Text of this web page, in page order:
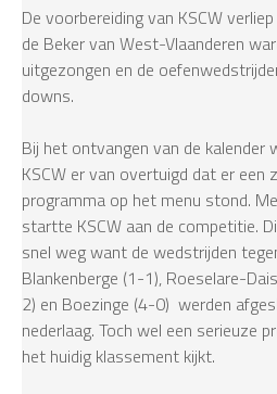
De voorbereiding van KSCW
de Beker van West-Vlaanderen
uitgezongen en de
downs.
Bij het ontvangen van de kalender
KSCW er van overtuigd dat er een
programma op het menu stond.
startte KSCW aan de competitie.
snel weg want de wedstrijden
Blankenberge (1-1), Roeselare-
2) en Boezinge (4-0) werden
nederlaag. Toch wel een serieuze
het huidig klassement kijkt.